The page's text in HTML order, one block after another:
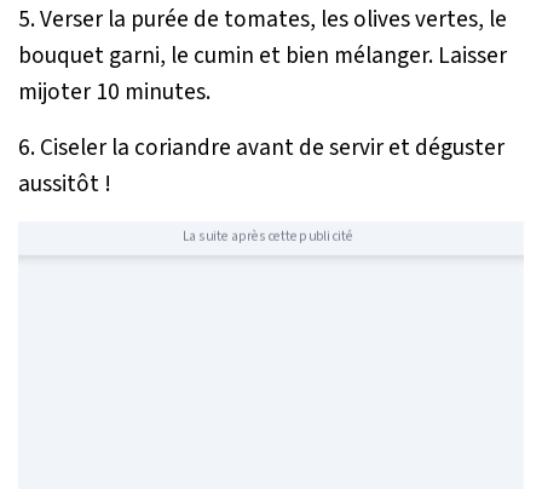
5. Verser la purée de tomates, les olives vertes, le
bouquet garni, le cumin et bien mélanger. Laisser
mijoter 10 minutes.
6. Ciseler la coriandre avant de servir et déguster
aussitôt !
La suite après cette publicité